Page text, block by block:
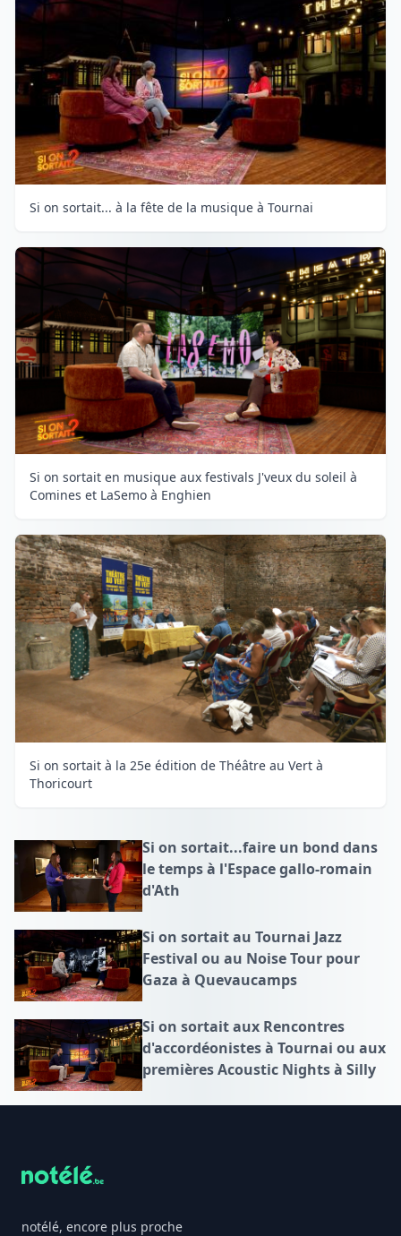
Si on sortait... à la fête de la musique à Tournai
Si on sortait en musique aux festivals J'veux du soleil à
Comines et LaSemo à Enghien
Si on sortait à la 25e édition de Théâtre au Vert à
Thoricourt
Si on sortait...faire un bond dans
le temps à l'Espace gallo-romain
d'Ath
Si on sortait au Tournai Jazz
Festival ou au Noise Tour pour
Gaza à Quevaucamps
Si on sortait aux Rencontres
d'accordéonistes à Tournai ou aux
premières Acoustic Nights à Silly
notélé, encore plus proche